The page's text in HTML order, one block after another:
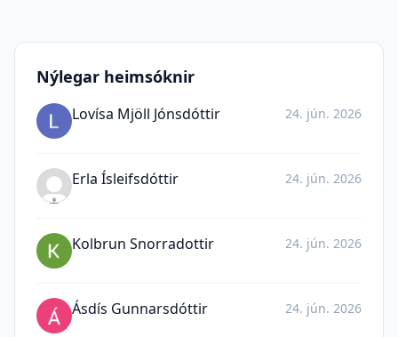
Nýlegar heimsóknir
Lovísa Mjöll Jónsdóttir 24. jún. 2026
Erla Ísleifsdóttir 24. jún. 2026
Kolbrun Snorradottir 24. jún. 2026
Ásdís Gunnarsdóttir 24. jún. 2026